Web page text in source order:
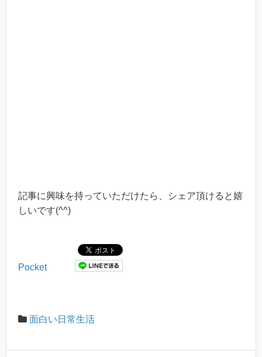
記事に興味を持っていただけたら、シェア頂けると嬉
しいです(^^)
Pocket
面白い日常生活